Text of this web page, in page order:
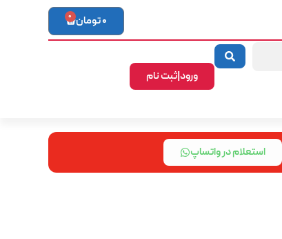
ورود|ثبت نام
0تومان 0
استعلام در واتساپ